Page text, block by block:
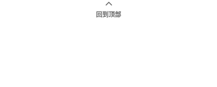
回到顶部